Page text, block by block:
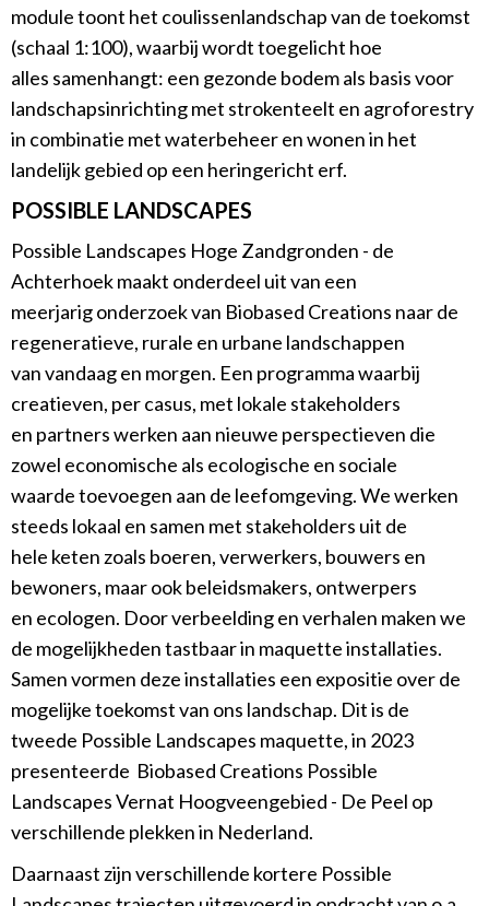
module toont het coulissenlandschap van de toekomst
(schaal 1:100), waarbij wordt toegelicht hoe
alles samenhangt: een gezonde bodem als basis voor
landschapsinrichting met strokenteelt en agroforestry
in combinatie met waterbeheer en wonen in het
landelijk gebied op een heringericht erf.
POSSIBLE LANDSCAPES
Possible Landscapes Hoge Zandgronden - de
Achterhoek maakt onderdeel uit van een
meerjarig onderzoek van Biobased Creations naar de
regeneratieve, rurale en urbane landschappen
van vandaag en morgen. Een programma waarbij
creatieven, per casus, met lokale stakeholders
en partners werken aan nieuwe perspectieven die
zowel economische als ecologische en sociale
waarde toevoegen aan de leefomgeving. We werken
steeds lokaal en samen met stakeholders uit de
hele keten zoals boeren, verwerkers, bouwers en
bewoners, maar ook beleidsmakers, ontwerpers
en ecologen. Door verbeelding en verhalen maken we
de mogelijkheden tastbaar in maquette installaties.
Samen vormen deze installaties een expositie over de
mogelijke toekomst van ons landschap. Dit is de
tweede Possible Landscapes maquette, in 2023
presenteerde Biobased Creations Possible
Landscapes Vernat Hoogveengebied - De Peel op
verschillende plekken in Nederland.
Daarnaast zijn verschillende kortere Possible